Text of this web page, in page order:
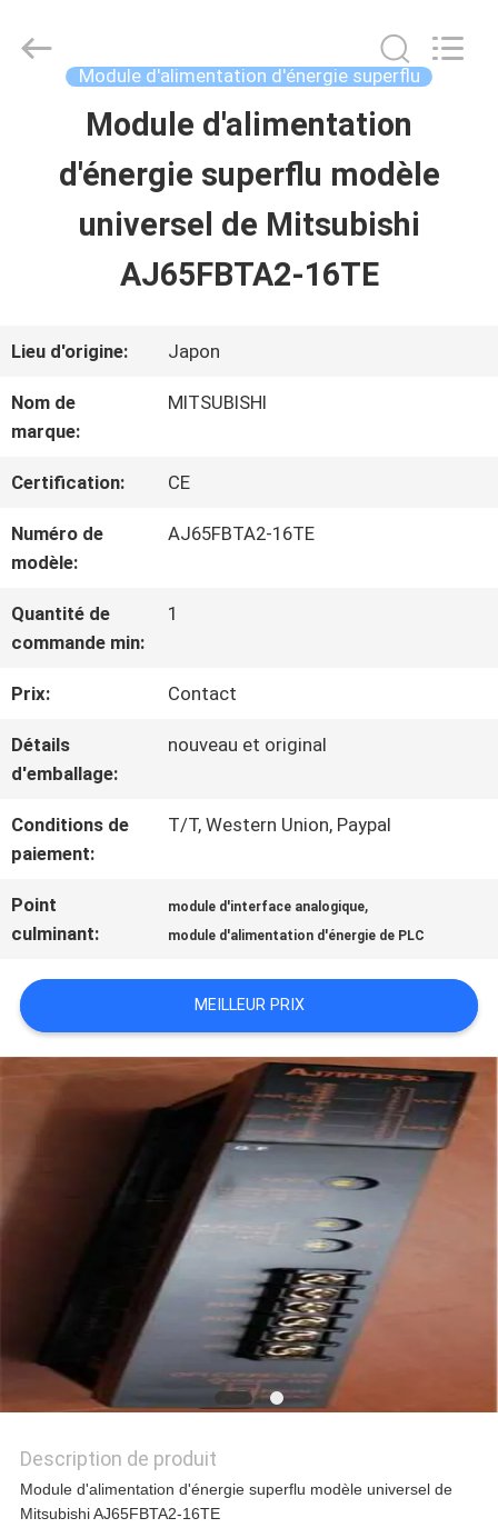
APERÇU
PRODUITS
PROPOS
DE
NOUS
VISITE
D'USINE
CONTRÔLE
DE
LA
QUALITÉ
CONTACT
NOUVELLES
LES
DEMANDE
DE
SOUMISSION
PLAN
Wisdomlong
Module d'alimentation d'énergie superflu
Module d'alimentation
d'énergie superflu modèle
universel de Mitsubishi
AJ65FBTA2-16TE
Lieu d'origine: Japon
Nom de
marque:
MITSUBISHI
Certification: CE
Numéro de
modèle:
AJ65FBTA2-16TE
Quantité de
commande min:
1
Prix: Contact
Détails
d'emballage:
nouveau et original
Conditions de
paiement:
T/T, Western Union, Paypal
Point
culminant:
module d'interface analogique,
module d'alimentation d'énergie de PLC
MEILLEUR PRIX
Description de produit
Module d'alimentation d'énergie superflu modèle universel de
Mitsubishi AJ65FBTA2-16TE